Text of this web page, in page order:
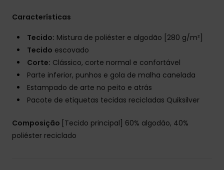
Características
Tecido: Mistura de poliéster e algodão [280 g/m²]
Tecido escovado
Corte: Clássico, corte normal e confortável
Parte inferior, punhos e gola de malha canelada
Estampado de arte no peito e atrás
Pacote de etiquetas tecidas recicladas Quiksilver
Composição [Tecido principal] 60% algodão, 40%
poliéster reciclado